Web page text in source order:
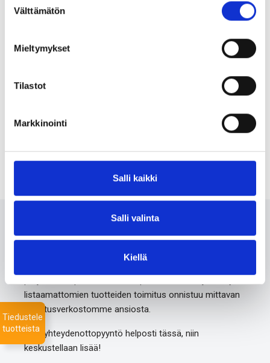
valinta
Välttämätön
Mieltymykset
Tilastot
Markkinointi
Salli kaikki
Salli valinta
Kiellä
J+ ZP
Zinc
listaamattomien tuotteiden toimitus onnistuu mittavan
toimitusverkostomme ansiosta.
Jätä yhteydenottopyyntö helposti tässä, niin
keskustellaan lisää!
Tiedustele
tuotteista